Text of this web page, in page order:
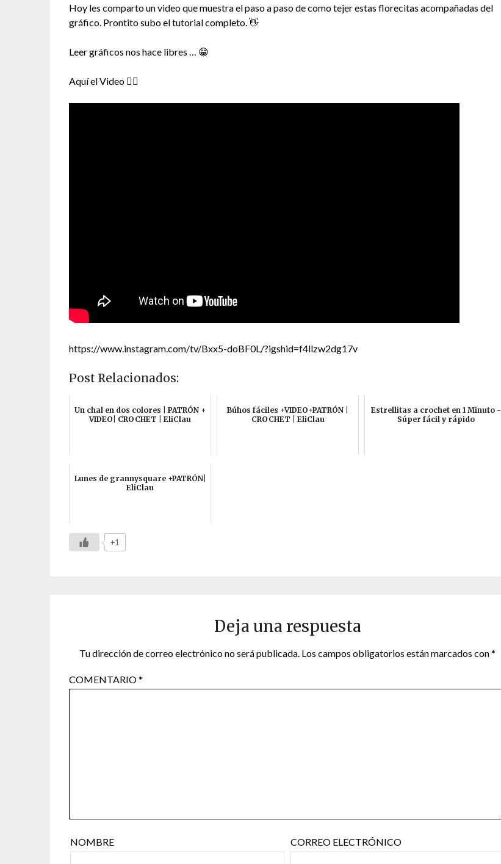
Hoy les comparto un video que muestra el paso a paso de como tejer estas florecitas acompañadas del
gráfico. Prontito subo el tutorial completo. 👋
Leer gráficos nos hace libres … 😁
Aquí el Video 👇🏼
https://www.instagram.com/tv/Bxx5-doBF0L/?igshid=f4llzw2dg17v
Post Relacionados:
Un chal en dos colores | PATRÓN +
VIDEO| CROCHET | EliClau
Búhos fáciles +VIDEO+PATRÓN |
CROCHET | EliClau
Estrellitas a crochet en 1 Minuto -
Súper fácil y rápido
Lunes de grannysquare +PATRÓN|
EliClau
+1
Deja una respuesta
Tu dirección de correo electrónico no será publicada. Los campos obligatorios están marcados con*
COMENTARIO*
NOMBRE CORREO ELECTRÓNICO